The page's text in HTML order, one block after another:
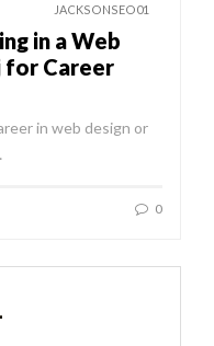
JACKSONSEO01
in a Web
for Career
in web design or
0